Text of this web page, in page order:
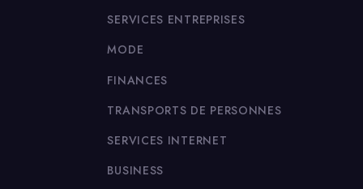
SERVICES ENTREPRISES
MODE
FINANCES
TRANSPORTS DE PERSONNES
SERVICES INTERNET
BUSINESS